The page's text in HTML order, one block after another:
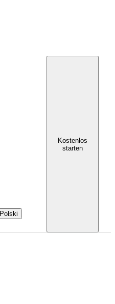
Polski
Kostenlos
starten